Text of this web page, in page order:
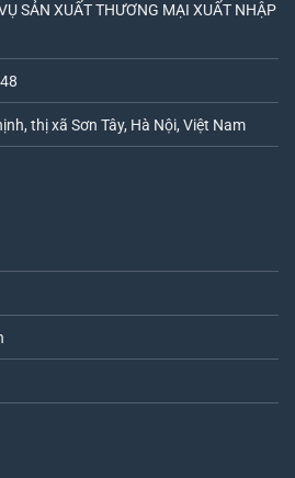
SẢN XUẤT THƯƠNG MẠI XUẤT NHẬP
thị xã Sơn Tây, Hà Nội, Việt Nam